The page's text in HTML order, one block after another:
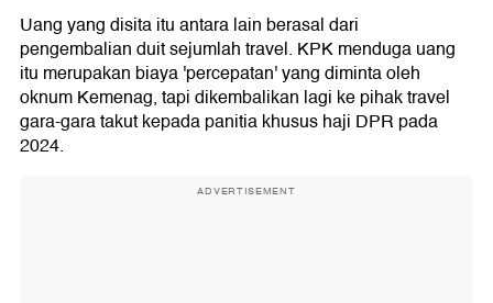
Uang yang disita itu antara lain berasal dari
pengembalian duit sejumlah travel. KPK menduga uang
itu merupakan biaya 'percepatan' yang diminta oleh
oknum Kemenag, tapi dikembalikan lagi ke pihak travel
gara-gara takut kepada panitia khusus haji DPR pada
2024.
ADVERTISEMENT